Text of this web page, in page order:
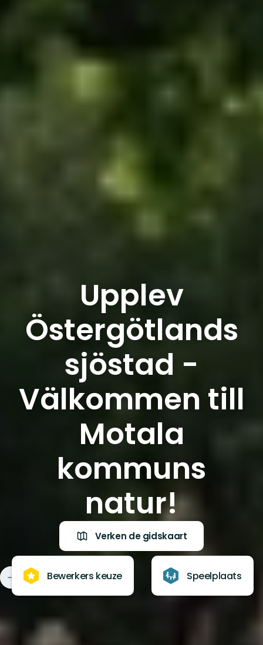
Upplev
Östergötlands
sjöstad -
Välkommen till
Motala
kommuns
natur!
Verken de gidskaart
Bewerkers keuze Speelplaats